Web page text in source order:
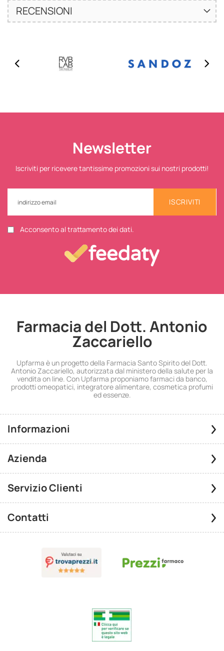
RECENSIONI
Newsletter
Iscriviti per ricevere tantissime promozioni sui nostri prodotti!
ISCRIVITI
Acconsento al trattamento dei dati.
Farmacia del Dott. Antonio
Zaccariello
Upfarma è un progetto della Farmacia Santo Spirito del Dott.
Antonio Zaccariello, autorizzata dal ministero della salute per la
vendita on line. Con Upfarma proponiamo farmaci da banco,
prodotti omeopatici, integratore alimentare, cosmetica profumi
ed essenze.
Informazioni
Azienda
Servizio Clienti
Contatti